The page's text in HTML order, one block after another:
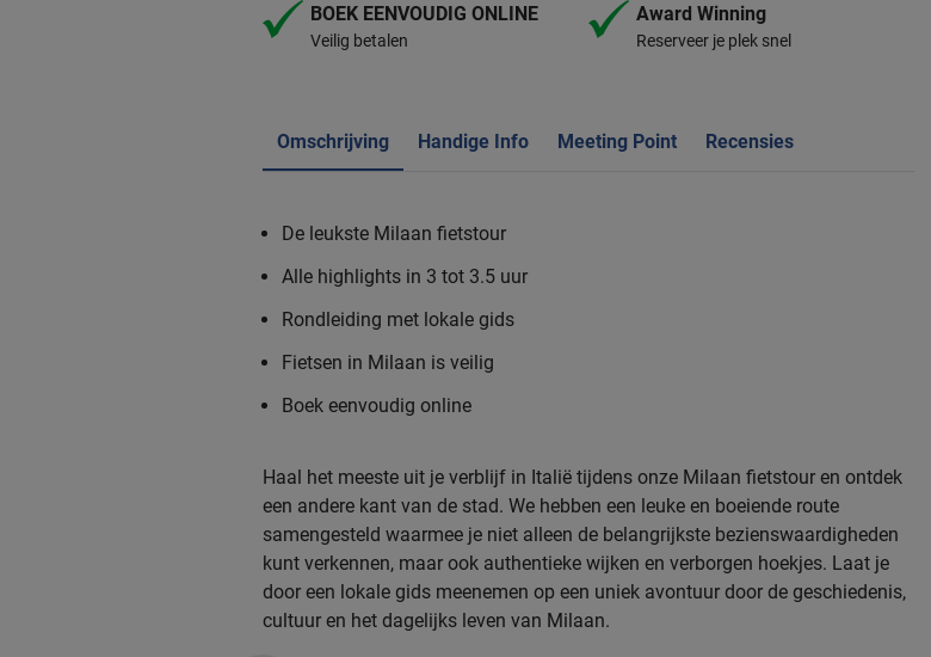
BOEK EENVOUDIG ONLINE
Veilig betalen
Award Winning
Reserveer je plek snel
Omschrijving Handige Info Meeting Point Recensies
De leukste Milaan fietstour
Alle highlights in 3 tot 3.5 uur
Rondleiding met lokale gids
Fietsen in Milaan is veilig
Boek eenvoudig online
Haal het meeste uit je verblijf in Italië tijdens onze Milaan fietstour en ontdek
een andere kant van de stad. We hebben een leuke en boeiende route
samengesteld waarmee je niet alleen de belangrijkste bezienswaardigheden
kunt verkennen, maar ook authentieke wijken en verborgen hoekjes. Laat je
door een lokale gids meenemen op een uniek avontuur door de geschiedenis,
cultuur en het dagelijks leven van Milaan.